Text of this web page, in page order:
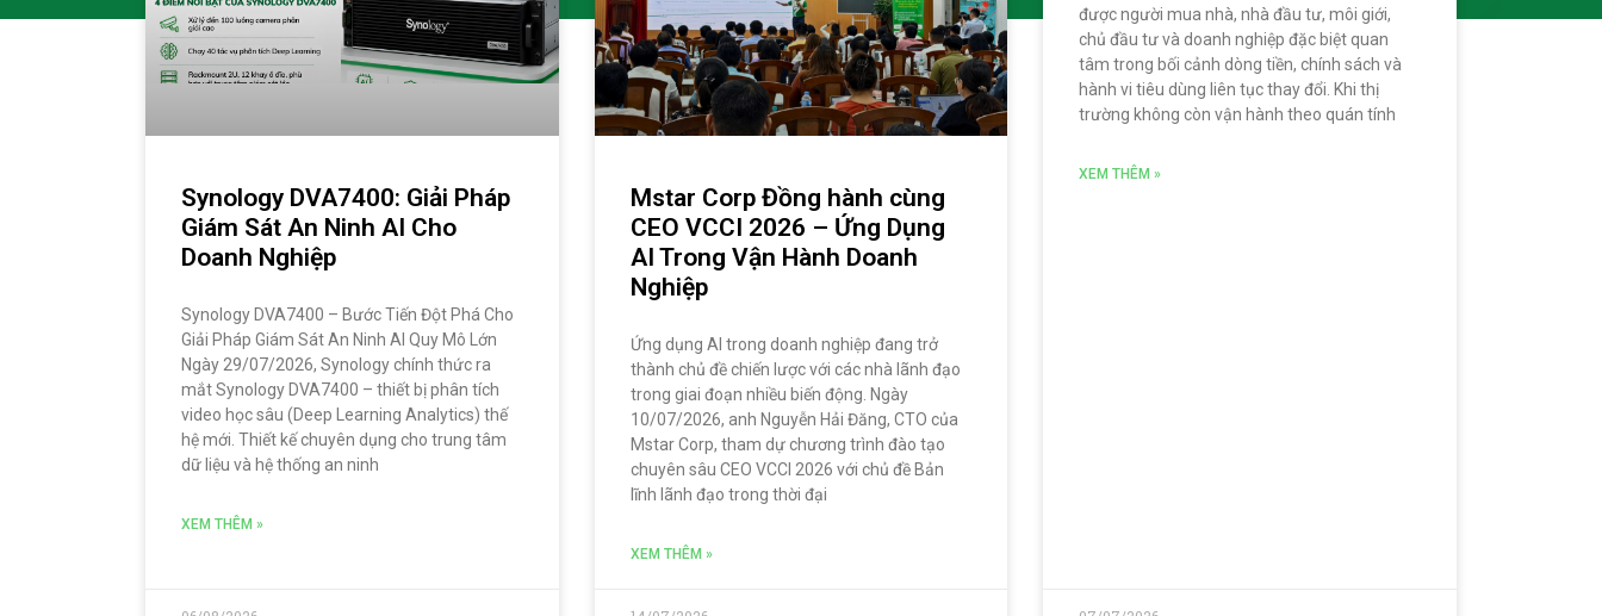
Synology DVA7400: Giải Pháp
Giám Sát An Ninh AI Cho
Doanh Nghiệp
Synology DVA7400 – Bước Tiến Đột Phá Cho
Giải Pháp Giám Sát An Ninh AI Quy Mô Lớn
Ngày 29/07/2026, Synology chính thức ra
mắt Synology DVA7400 – thiết bị phân tích
video học sâu (Deep Learning Analytics) thế
hệ mới. Thiết kế chuyên dụng cho trung tâm
dữ liệu và hệ thống an ninh
XEM THÊM »
Mstar Corp Đồng hành cùng
CEO VCCI 2026 – Ứng Dụng
AI Trong Vận Hành Doanh
Nghiệp
Ứng dụng AI trong doanh nghiệp đang trở
thành chủ đề chiến lược với các nhà lãnh đạo
trong giai đoạn nhiều biến động. Ngày
10/07/2026, anh Nguyễn Hải Đăng, CTO của
Mstar Corp, tham dự chương trình đào tạo
chuyên sâu CEO VCCI 2026 với chủ đề Bản
lĩnh lãnh đạo trong thời đại
XEM THÊM »
được người mua nhà, nhà đầu tư, môi giới,
chủ đầu tư và doanh nghiệp đặc biệt quan
tâm trong bối cảnh dòng tiền, chính sách và
hành vi tiêu dùng liên tục thay đổi. Khi thị
trường không còn vận hành theo quán tính
XEM THÊM »